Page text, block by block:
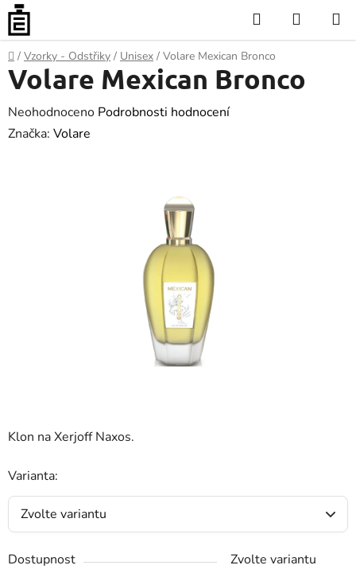
Přejít
obsah
Hledat
KOŠÍK
Domů
/ Vzorky - Odstřiky / Unisex / Volare Mexican Bronco
Klon na Xerjoff Naxos.
Varianta:
Dostupnost
Zvolte variantu
Volare Mexican Bronco
Průměrné
hodnocení
Neohodnoceno Podrobnosti hodnocení
Značka: Volare